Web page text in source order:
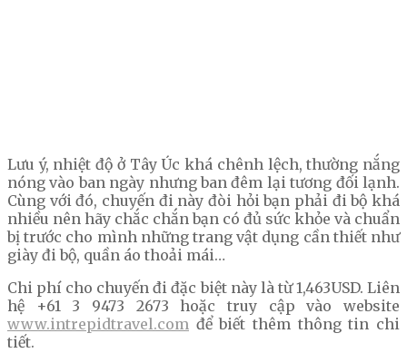
Lưu ý, nhiệt độ ở Tây Úc khá chênh lệch, thường nắng
nóng vào ban ngày nhưng ban đêm lại tương đối lạnh.
Cùng với đó, chuyến đi này đòi hỏi bạn phải đi bộ khá
nhiều nên hãy chắc chắn bạn có đủ sức khỏe và chuẩn
bị trước cho mình những trang vật dụng cần thiết như
giày đi bộ, quần áo thoải mái…
Chi phí cho chuyến đi đặc biệt này là từ 1,463USD. Liên
hệ +61 3 9473 2673 hoặc truy cập vào website
www.intrepidtravel.com để biết thêm thông tin chi
tiết.